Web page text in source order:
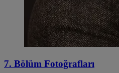
7. Bölüm Fotoğrafları